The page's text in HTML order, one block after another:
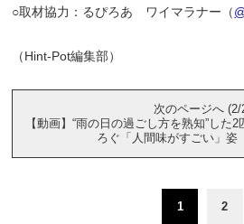
○取材協力：るぴろあ ワイマラナー（
（Hint-Pot編集部）
次のページへ (2/
【動画】“雨の日の過ごし方を熟知”し
ろぐ「人間味がすごい」
1 2